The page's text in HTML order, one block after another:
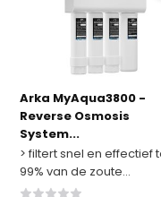
Arka MyAqua3800 -
Reverse Osmosis
System...
> filtert snel en effectief
99% van de zoute...